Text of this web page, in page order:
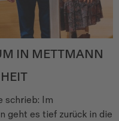
IN METTMANN
schrieb: Im
geht es tief zurück in die